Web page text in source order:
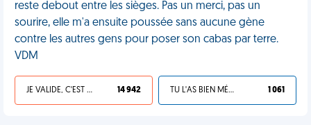
reste debout entre les sièges. Pas un merci, pas un
sourire, elle m'a ensuite poussée sans aucune gène
contre les autres gens pour poser son cabas par terre.
VDM
JE VALIDE, C'EST UNE VDM 14 942 TU L'AS BIEN MÉRITÉ 1 061